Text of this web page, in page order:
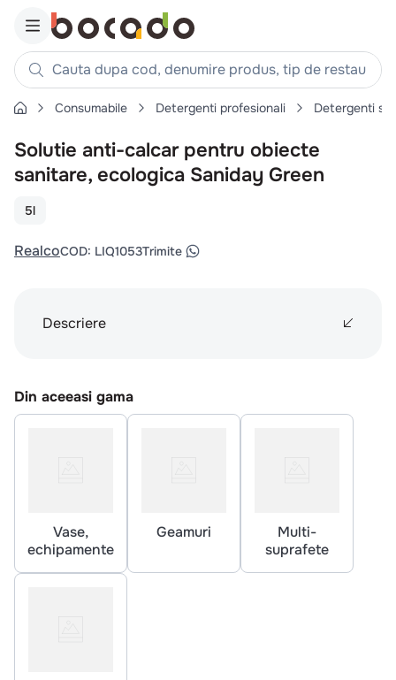
Cauta dupa cod, denumire produs, tip de restaurant,
Căutări populare
1. cartofi
2. piept pui
.
5. burger
ceafa
10.pizza
Consumabile Detergenti profesionali Detergenti
Solutie anti-calcar pentru obiecte
sanitare, ecologica Saniday Green
5l
RealcoCOD: LIQ1053Trimite
Descriere
Din aceeasi gama
Vase,
echipamente
Geamuri
Multi-
suprafete